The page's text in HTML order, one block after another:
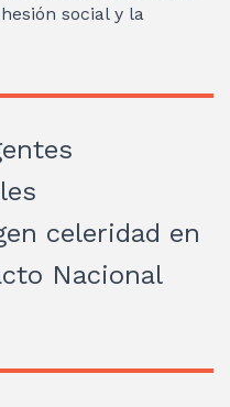
social y la
celeridad en
Nacional